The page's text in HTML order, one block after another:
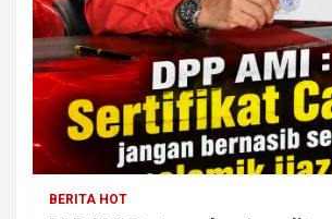
BERITA HOT